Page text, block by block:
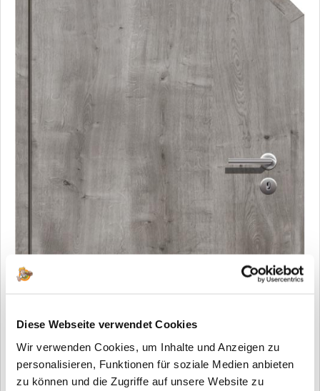
Diese Webseite verwendet Cookies
Wir verwenden Cookies, um Inhalte und Anzeigen zu
personalisieren, Funktionen für soziale Medien anbieten
zu können und die Zugriffe auf unsere Website zu